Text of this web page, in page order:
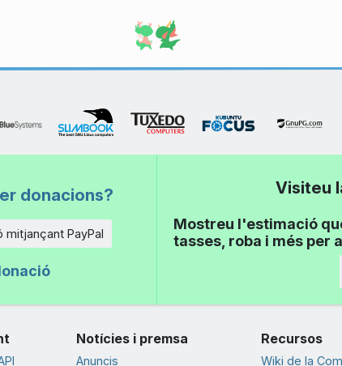
donacions?
mitjançant PayPal
Visiteu
Mostreu l'estimació
tasses, roba i més per
Notícies i premsa
Anuncis
Recursos
Wiki de la